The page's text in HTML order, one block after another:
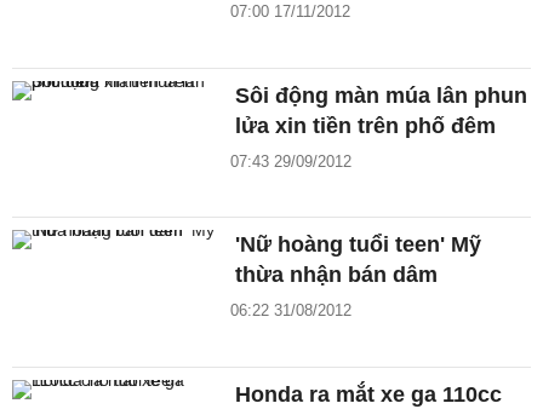
07:00 17/11/2012
Sôi động màn múa lân phun
lửa xin tiền trên phố đêm
07:43 29/09/2012
'Nữ hoàng tuổi teen' Mỹ
thừa nhận bán dâm
06:22 31/08/2012
Honda ra mắt xe ga 110cc